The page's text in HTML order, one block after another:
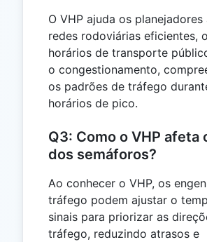
O VHP ajuda os
redes rodoviárias eficientes,
horários de transporte
o congestionamento,
os padrões de tráfego
horários de pico.
Q3: Como o VHP afeta
dos semáforos?
Ao conhecer o VHP, os
tráfego podem ajustar o
sinais para priorizar as
tráfego, reduzindo atrasos e